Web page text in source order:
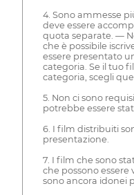
4. Sono ammesse
deve essere
quota separate. —
che è possibile
essere presentato
categoria. Se il tuo
categoria, scegli
5. Non ci sono
potrebbe essere
6. I film distribuiti
presentazione.
7. I film che sono
che possono
sono ancora idonei